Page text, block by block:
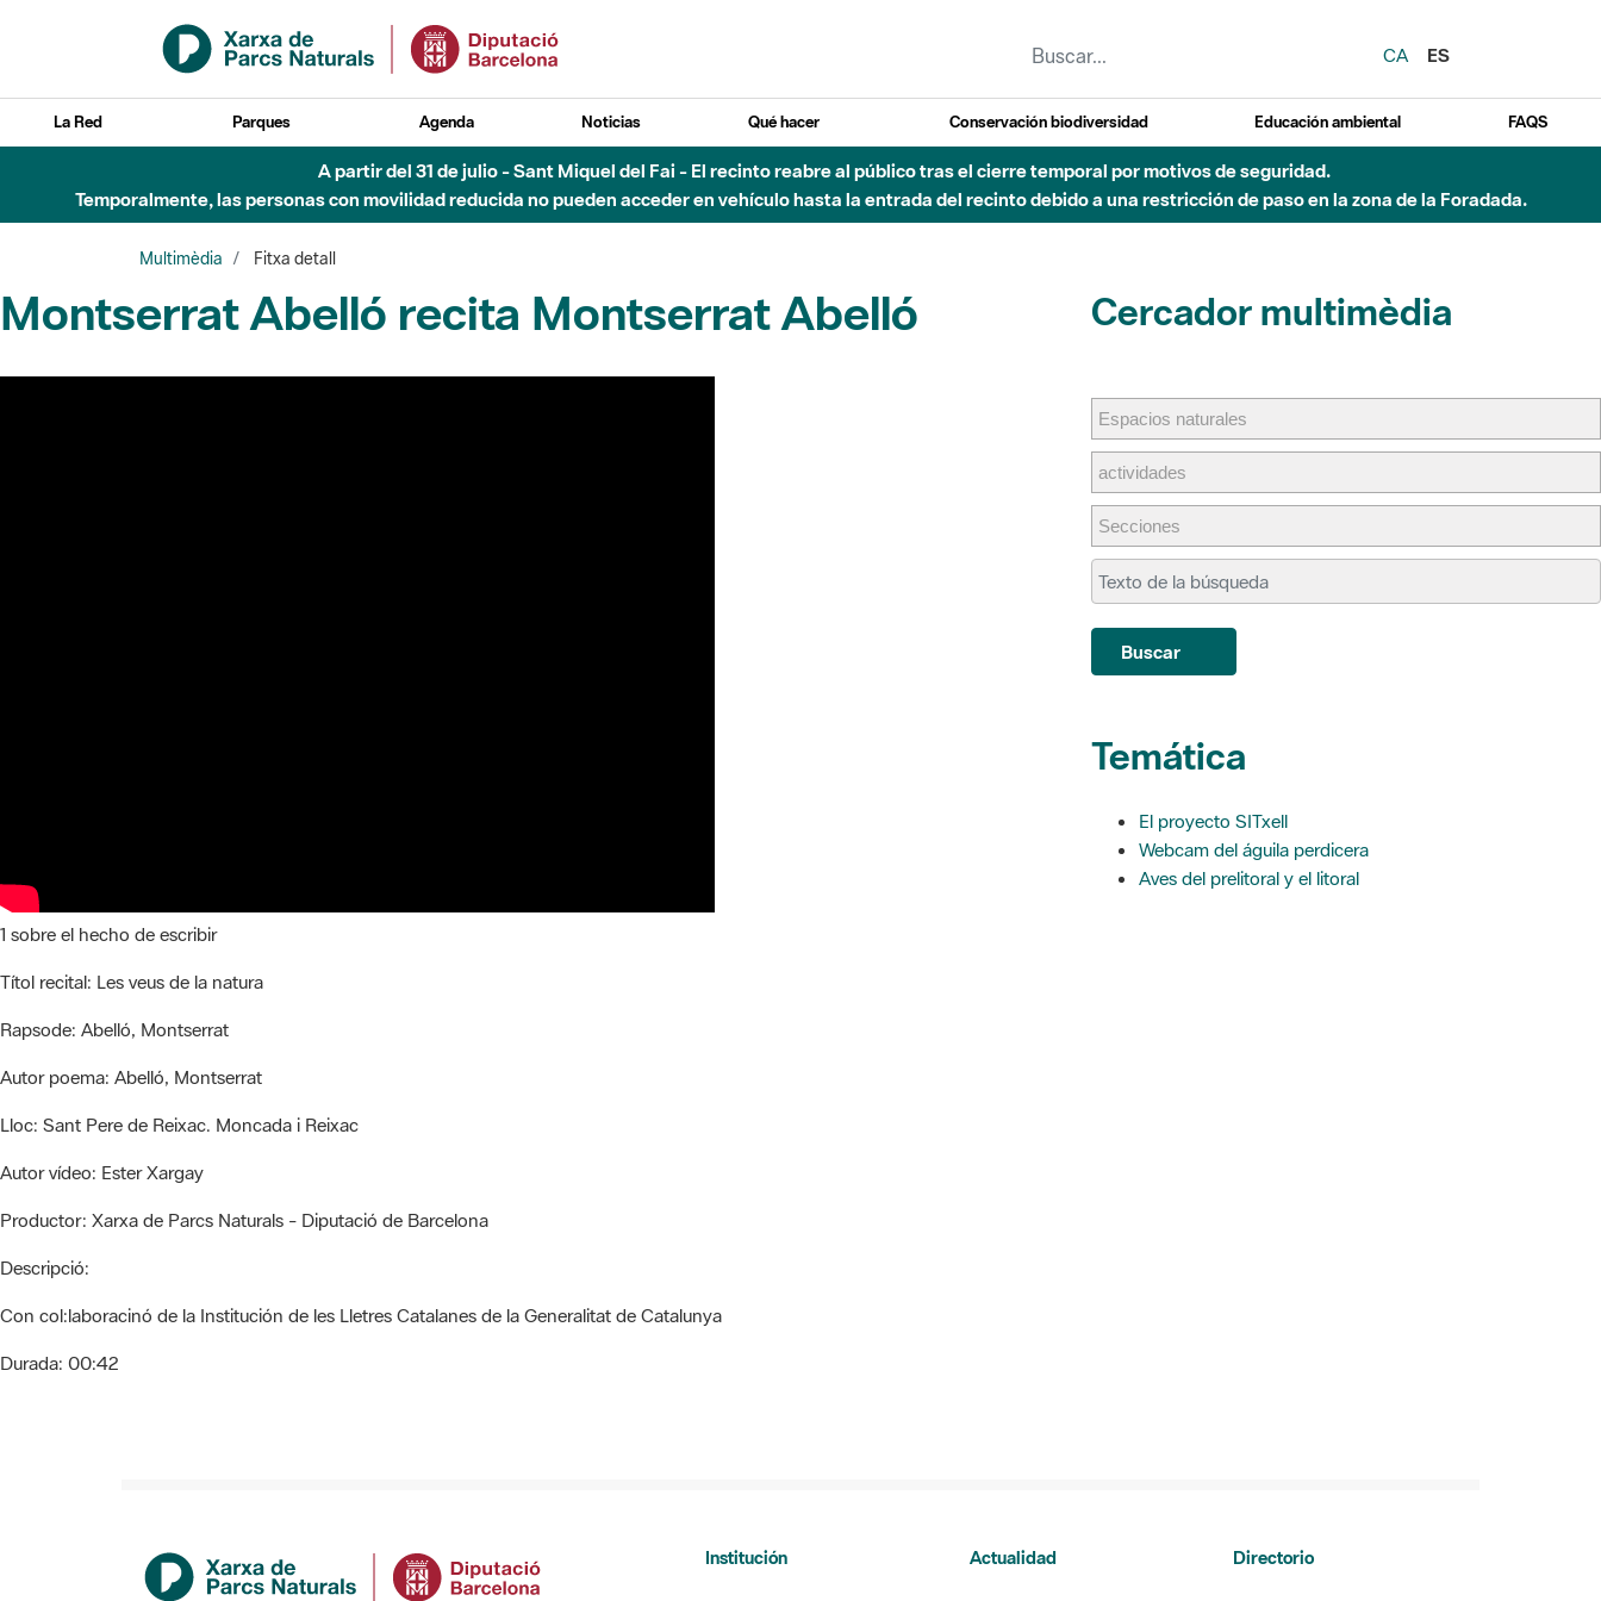
Saltar al contenido principal
CA
ES
La Red Parques Agenda Noticias Qué hacer Conservación biodiversidad Educación ambiental FAQS
A partir del 31 de julio - Sant Miquel del Fai - El recinto reabre al público tras el cierre temporal por motivos de seguridad.
Temporalmente, las personas con movilidad reducida no pueden acceder en vehículo hasta la entrada del recinto debido a una restricción de paso en la zona de la Foradada.
Multimèdia Fitxa detall
Montserrat Abelló recita Montserrat Abelló
1 sobre el hecho de escribir
Títol recital: Les veus de la natura
Rapsode: Abelló, Montserrat
Autor poema: Abelló, Montserrat
Lloc: Sant Pere de Reixac. Moncada i Reixac
Autor vídeo: Ester Xargay
Productor: Xarxa de Parcs Naturals - Diputació de Barcelona
Descripció:
Con col:laboracinó de la Institución de les Lletres Catalanes de la Generalitat de Catalunya
Durada: 00:42
Cercador multimèdia
Buscar
Temática
El proyecto SITxell
Webcam del águila perdicera
Aves del prelitoral y el litoral
Institución Actualidad Directorio